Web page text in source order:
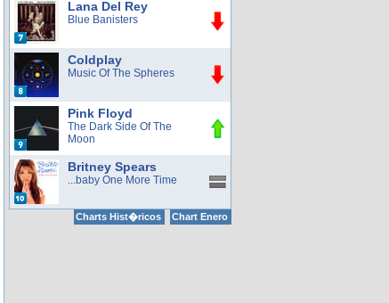
Lana Del Rey
Blue Banisters
Coldplay
Music Of The Spheres
Pink Floyd
The Dark Side Of The
Moon
Britney Spears
...baby One More Time
Charts Hist�ricos Chart Enero